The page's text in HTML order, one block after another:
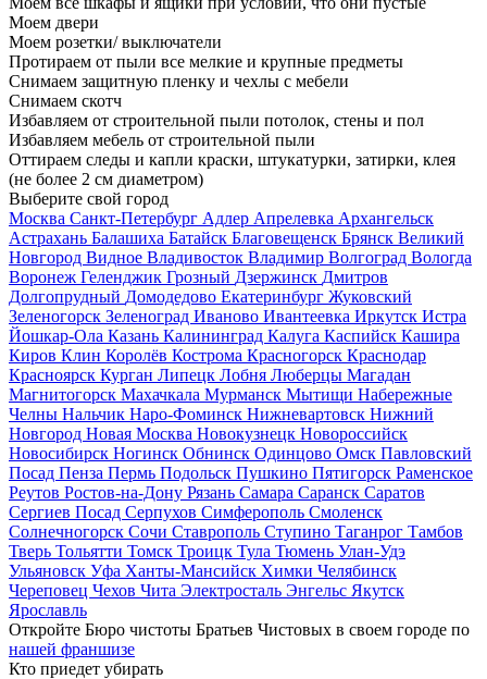
Моем двери
Моем розетки/ выключатели
Протираем от пыли все мелкие и крупные предметы
Снимаем защитную пленку и чехлы с мебели
Снимаем скотч
Избавляем от строительной пыли потолок, стены и пол
Избавляем мебель от строительной пыли
Оттираем следы и капли краски, штукатурки, затирки, клея
(не более 2 см диаметром)
Выберите свой город
Москва Санкт-Петербург Адлер Апрелевка Архангельск
Астрахань Балашиха Батайск Благовещенск Брянск Великий
Новгород Видное Владивосток Владимир Волгоград Вологда
Воронеж Геленджик Грозный Дзержинск Дмитров
Долгопрудный Домодедово Екатеринбург Жуковский
Зеленогорск Зеленоград Иваново Ивантеевка Иркутск Истра
Йошкар-Ола Казань Калининград Калуга Каспийск Кашира
Киров Клин Королёв Кострома Красногорск Краснодар
Красноярск Курган Липецк Лобня Люберцы Магадан
Магнитогорск Махачкала Мурманск Мытищи Набережные
Челны Нальчик Наро-Фоминск Нижневартовск Нижний
Новгород Новая Москва Новокузнецк Новороссийск
Новосибирск Ногинск Обнинск Одинцово Омск Павловский
Посад Пенза Пермь Подольск Пушкино Пятигорск Раменское
Реутов Ростов-на-Дону Рязань Самара Саранск Саратов
Сергиев Посад Серпухов Симферополь Смоленск
Солнечногорск Сочи Ставрополь Ступино Таганрог Тамбов
Тверь Тольятти Томск Троицк Тула Тюмень Улан-Удэ
Ульяновск Уфа Ханты-Мансийск Химки Челябинск
Череповец Чехов Чита Электросталь Энгельс Якутск
Ярославль
Откройте Бюро чистоты Братьев Чистовых в своем городе по
нашей франшизе
Кто приедет убирать